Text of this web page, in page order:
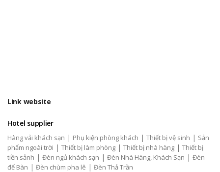
Link website
Hotel supplier
Hàng vải khách sạn | Phụ kiện phòng khách | Thiết bị vệ sinh | Sản
phẩm ngoài trời | Thiết bị làm phòng | Thiết bị nhà hàng | Thiết bị
tiền sảnh | Đèn ngủ khách sạn | Đèn Nhà Hàng, Khách Sạn | Đèn
để Bàn | Đèn chùm pha lê | Đèn Thả Trần